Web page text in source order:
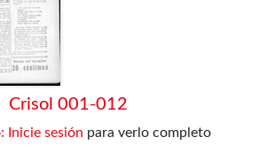
Crisol 001-012
Inicie sesión para verlo completo